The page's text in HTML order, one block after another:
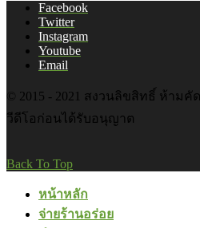
Facebook
Twitter
Instagram
Youtube
Email
© 2015 - 2021 สงวนลิขสิทธิ์ ห้าม
วีดีโอก่อนได้รับอนุญาต
Back To Top
หน้าหลัก
จ่ายร้านอร่อย